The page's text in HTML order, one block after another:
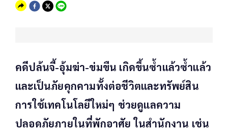
คดีปล้นจี้-อุ้มฆ่า-ข่มขืน เกิดขึ้นซ้ำแล้วซ้ำแล้ว
และเป็นภัยคุกคามทั้งต่อชีวิตและทรัพย์สิน
การใช้เทคโนโลยีใหม่ๆ ช่วยดูแลความ
ปลอดภัยภายในที่พักอาศัย ในสำนักงาน เช่น